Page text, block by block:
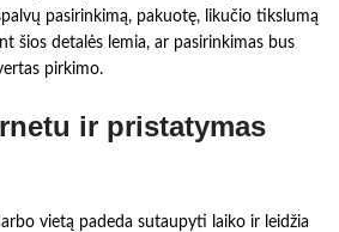
pasirinkimą, pakuotę, likučio tikslumą
šios detalės lemia, ar pasirinkimas bus
pirkimo.
ir pristatymas
vietą padeda sutaupyti laiko ir leidžia